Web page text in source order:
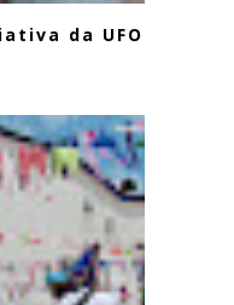
da UFOP